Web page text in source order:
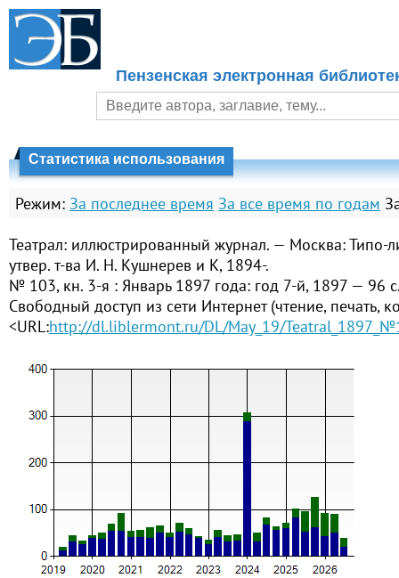
Пензенская электронная
Статистика использования
Режим: За последнее время За все время по годам
Театрал: иллюстрированный журнал. — Москва: Типо-
утвер. т-ва И. Н. Кушнерев и К, 1894-.
№ 103, кн. 3-я : Январь 1897 года: год 7-й, 1897 — 96
Свободный доступ из сети Интернет (чтение, печать,
<URL:http://dl.liblermont.ru/DL/May_19/